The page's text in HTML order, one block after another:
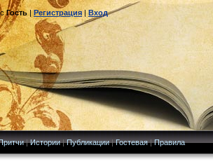
Гость|Регистрация|Вход
|Истории|Публикации|Гостевая|Правила